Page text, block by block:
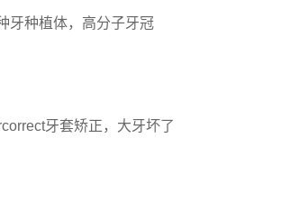
牙种植体，高分子牙冠
牙套矫正，大牙坏了